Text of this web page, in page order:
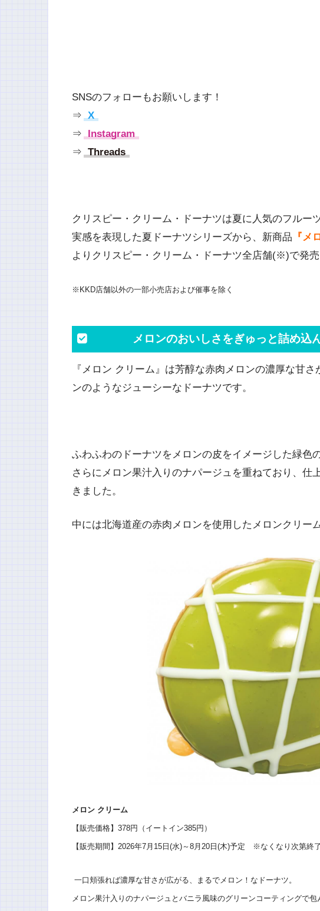
SNSのフォローもお願いします！
⇒ X
⇒ Instagram
⇒ Threads
クリスピー・クリーム・ドーナツは夏に人気のフルー
実感を表現した夏ドーナツシリーズから、新商品 『メ
よりクリスピー・クリーム・ドーナツ全店舗(※)で発売
※KKD店舗以外の一部小売店および催事を除く
メロンのおいしさをぎゅっと詰め込
『メロン クリーム​』は芳醇な赤肉メロンの濃厚な甘
ンのようなジューシーなドーナツです。
ふわふわのドーナツをメロンの皮をイメージした緑色
さらにメロン果汁入りのナパージュを重ねており、仕
きました。
中には北海道産の赤肉メロンを使用したメロンクリー
メロン クリーム​
【販売価格】378円（イートイン385円）
【販売期間】2026年7月15日(水)～8月20日(木)予定 ※なくなり次第終了
一口頬張れば濃厚な甘さが広がる、まるでメロン！なドーナツ。
メロン果汁入りのナパージュとバニラ風味のグリーンコーティングで